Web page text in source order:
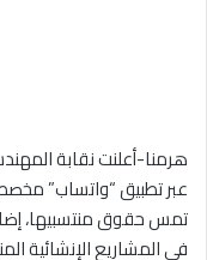
هرمنا-أعلنت نقابة
عبر تطبيق “واتساب” مخصص
تمس حقوق منتسبيها،
في المشاريع الإنشائية